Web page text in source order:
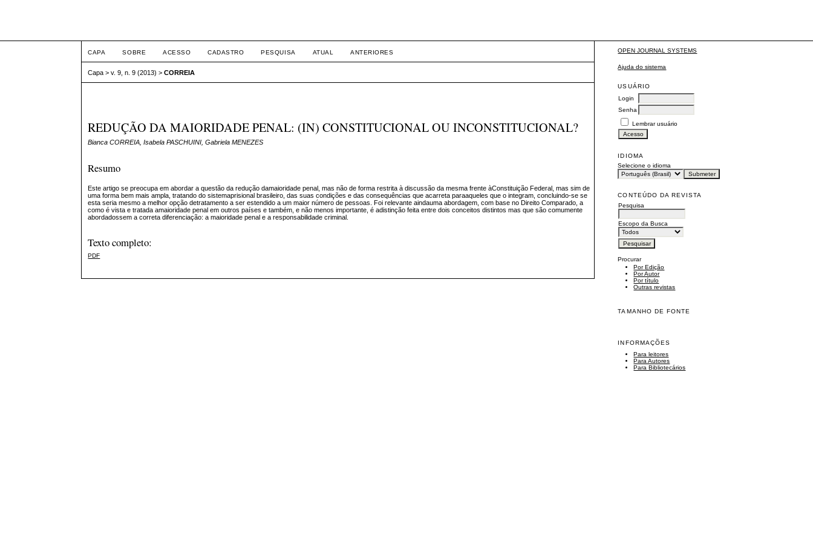
OPEN JOURNAL SYSTEMS
Ajuda do sistema
USUÁRIO
Login
Senha
Lembrar usuário
IDIOMA
Selecione o idioma
CONTEÚDO DA REVISTA
Pesquisa
Escopo da Busca
Procurar
Por Edição
Por Autor
Por título
Outras revistas
TAMANHO DE FONTE
INFORMAÇÕES
Para leitores
Para Autores
Para Bibliotecários
CAPA SOBRE ACESSO CADASTRO PESQUISA ATUAL ANTERIORES
Capa >v. 9, n. 9 (2013) >CORREIA
REDUÇÃO DA MAIORIDADE PENAL: (IN) CONSTITUCIONAL OU INCONSTITUCIONAL?
Bianca CORREIA, Isabela PASCHUINI, Gabriela MENEZES
Resumo
Este artigo se preocupa em abordar a questão da redução damaioridade penal, mas não de forma restrita à discussão da mesma frente àConstituição Federal, mas sim de
uma forma bem mais ampla, tratando do sistemaprisional brasileiro, das suas condições e das consequências que acarreta paraaqueles que o integram, concluindo-se se
esta seria mesmo a melhor opção detratamento a ser estendido a um maior número de pessoas. Foi relevante aindauma abordagem, com base no Direito Comparado, a
como é vista e tratada amaioridade penal em outros países e também, e não menos importante, é adistinção feita entre dois conceitos distintos mas que são comumente
abordadossem a correta diferenciação: a maioridade penal e a responsabilidade criminal.
Texto completo:
PDF